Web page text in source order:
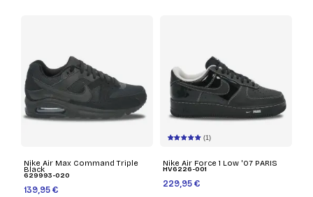
Nike Air Max Command Triple
Black
629993-020
139,95 €
(1)
Nike Air Force 1 Low '07 PARIS
HV6226-001
229,95 €